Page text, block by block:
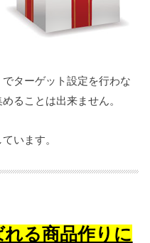
ターゲット設定を行わな
ることは出来ません。
います。
る商品作りに